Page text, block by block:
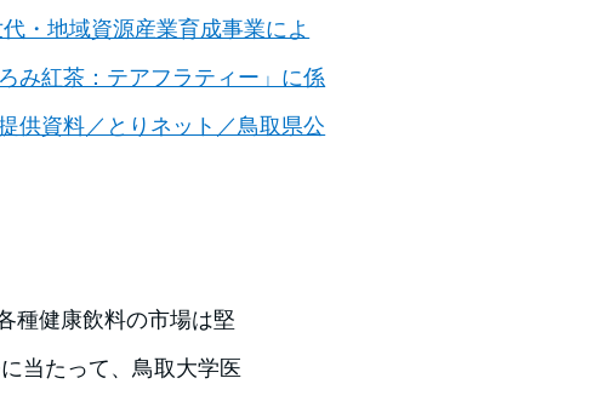
・地域資源産業育成事業によ
み紅茶：テアフラティー」に係
供資料／とりネット／鳥取県公
種健康飲料の市場は堅
当たって、鳥取大学医